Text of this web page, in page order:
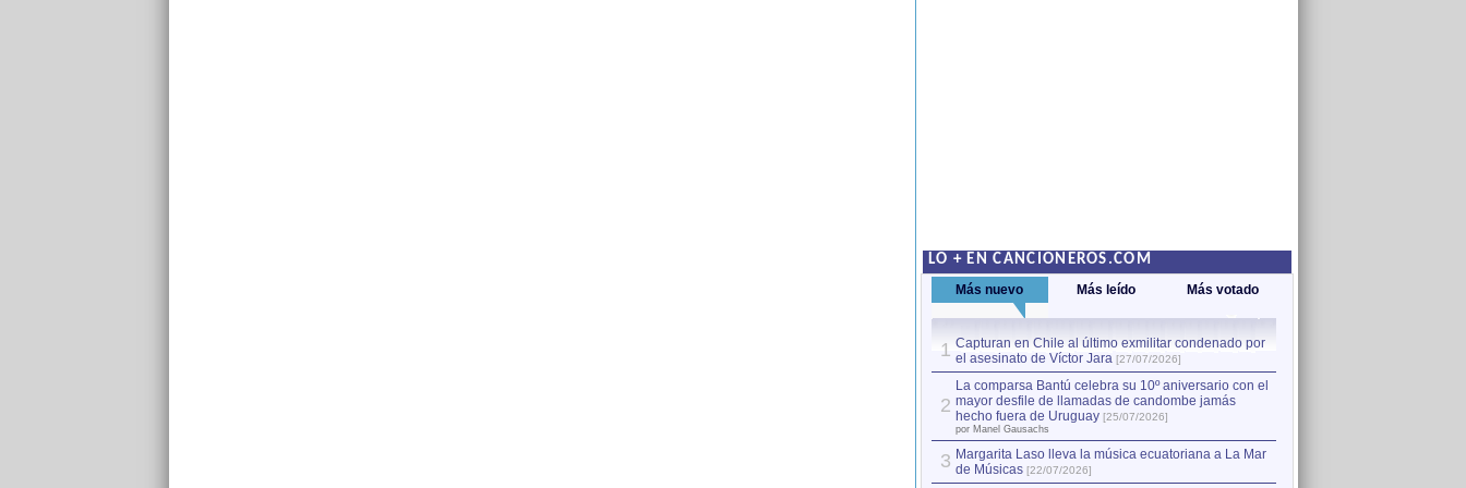
LO + EN CANCIONEROS.COM
Más nuevo Más leído Más votado
1 Capturan en Chile al último exmilitar condenado por
el asesinato de Víctor Jara [27/07/2026]
2
La comparsa Bantú celebra su 10º aniversario con el
mayor desfile de llamadas de candombe jamás
hecho fuera de Uruguay [25/07/2026]
por Manel Gausachs
3 Margarita Laso lleva la música ecuatoriana a La Mar
de Músicas [22/07/2026]